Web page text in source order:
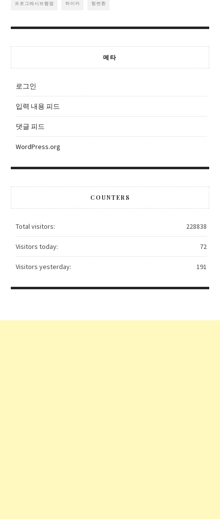
프로그레시브웹앱 하이카 형변환
메타
로그인
입력 내용 피드
댓글 피드
WordPress.org
COUNTERS
228838
Total visitors:
72
Visitors today:
191
Visitors yesterday: